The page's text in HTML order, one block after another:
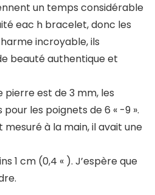
un temps considérable
eac h bracelet, donc les
incroyable, ils
beauté authentique et
pierre est de 3 mm, les
les poignets de 6 « -9 ».
à la main, il avait une
1 cm (0,4 « ). J’espère que